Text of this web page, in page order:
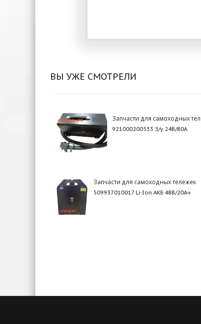
ВЫ УЖЕ СМОТРЕЛИ
Запчасти для самоходных
921000200533 З/у 24В/80А
Запчасти для самоходных тележек
509937010017 Li-Ion АКБ 48В/20Ач